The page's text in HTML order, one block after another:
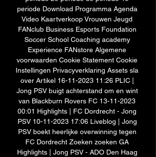
periode Download Programma Agenda
Video Kaartverkoop Vrouwen Jeugd
FANclub Business Esports Foundation
Soccer School Coaching academy
Experience FANstore Algemene
voorwaarden Cookie Statement Cookie
Instellingen Privacyverklaring Assets sla
over Artikel 16-11-2023 11:26 PLIC |
Jong PSV buigt achterstand om en wint
van Blackburn Rovers FC 13-11-2023
00:01 Highlights | FC Dordrecht - Jong
PSV 10-11-2023 17:06 Liveblog | Jong
PSV boekt heerlijke overwinning tegen
FC Dordrecht Zoeken zoeken GA
Highlights | Jong PSV - ADO Den Haag